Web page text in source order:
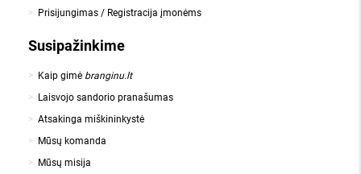
Prisijungimas / Registracija įmonėms
Susipažinkime
Kaip gimė branginu.lt
Laisvojo sandorio pranašumas
Atsakinga miškininkystė
Mūsų komanda
Mūsų misija